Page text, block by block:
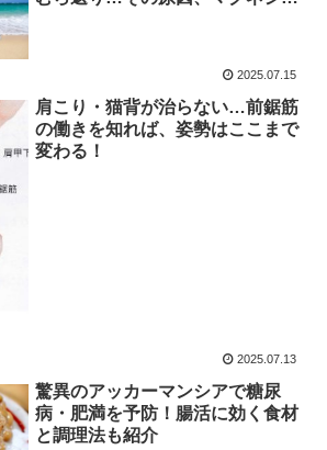
2025.07.15
肩こり・猫背が治らない…前鋸筋
の働きを知れば、姿勢はここまで
変わる！
2025.07.13
驚異のアッカーマンシアで糖尿
病・肥満を予防！腸活に効く食材
と調理法も紹介